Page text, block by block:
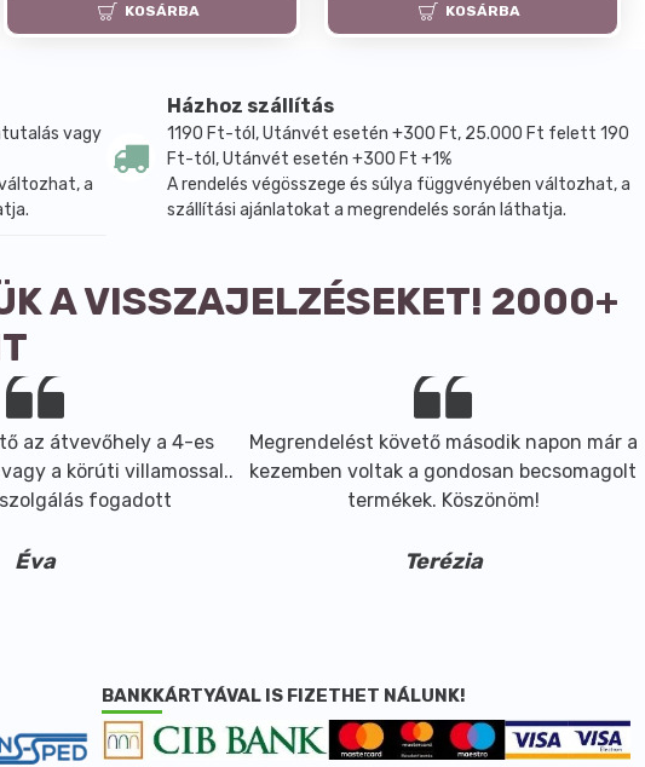
KOSÁRBA KOSÁRBA
vagy
a
Házhoz szállítás
1190 Ft-tól, Utánvét esetén +300 Ft, 25.000 Ft felett 190
Ft-tól, Utánvét esetén +300 Ft +1%
A rendelés végösszege és súlya függvényében változhat, a
szállítási ajánlatokat a megrendelés során láthatja.
A VISSZAJELZÉSEKET! 2000+
az átvevőhely a 4-es
a körúti villamossal..
fogadott
Éva
Megrendelést követő második napon már a
kezemben voltak a gondosan becsomagolt
termékek. Köszönöm!
Terézia
BANKKÁRTYÁVAL IS FIZETHET NÁLUNK!